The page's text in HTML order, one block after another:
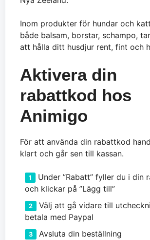
Inom produkter för hundar och
både balsam, borstar, schampo,
att hålla ditt husdjur rent, fint och
Aktivera din
rabattkod hos
Animigo
För att använda din rabattkod
klart och går sen till kassan.
Under ”Rabatt” fyller du i din
och klickar på ”Lägg till”
Välj att gå vidare till
betala med Paypal
Avsluta din beställning